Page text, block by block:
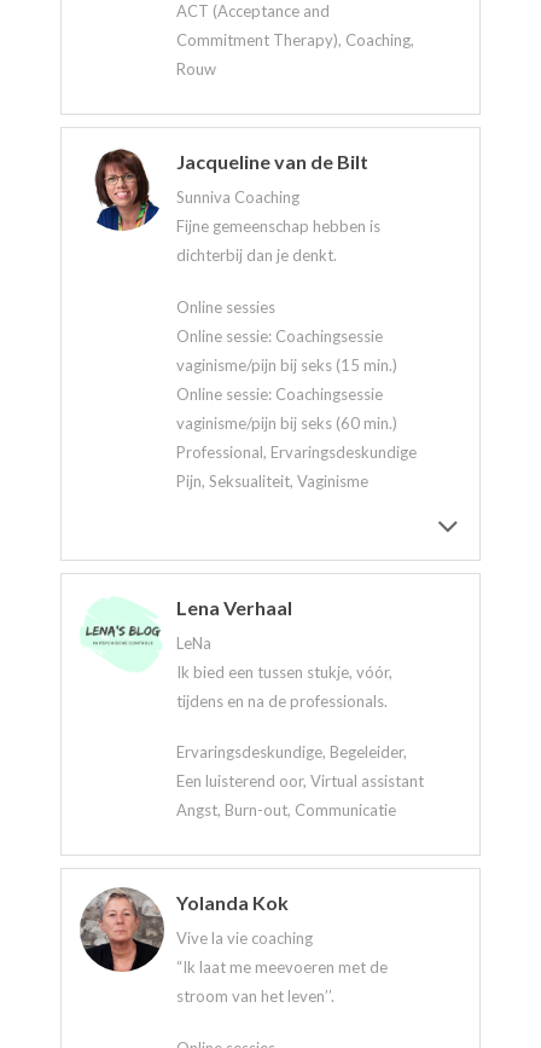
ACT (Acceptance and
Commitment Therapy), Coaching,
Rouw
Jacqueline van de Bilt
Sunniva Coaching
Fijne gemeenschap hebben is
dichterbij dan je denkt.
Online sessies
Online sessie: Coachingsessie
vaginisme/pijn bij seks (15 min.)
Online sessie: Coachingsessie
vaginisme/pijn bij seks (60 min.)
Professional, Ervaringsdeskundige
Pijn, Seksualiteit, Vaginisme
Lena Verhaal
LeNa
Ik bied een tussen stukje, vóór,
tijdens en na de professionals.
Ervaringsdeskundige, Begeleider,
Een luisterend oor, Virtual assistant
Angst, Burn-out, Communicatie
Yolanda Kok
Vive la vie coaching
“Ik laat me meevoeren met de
stroom van het leven’’.